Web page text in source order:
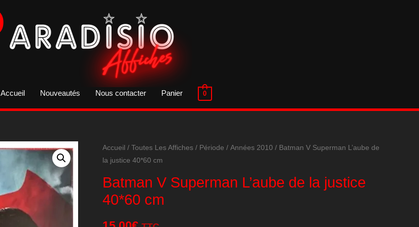
Accueil Nouveautés Nous contacter Panier 0
Accueil / Toutes Les Affiches / Période / Années 2010 / Batman V Superman L’aube de
la justice 40*60 cm
Batman V Superman L’aube de la justice
40*60 cm